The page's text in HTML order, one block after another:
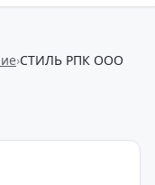
СТИЛЬ РПК ООО